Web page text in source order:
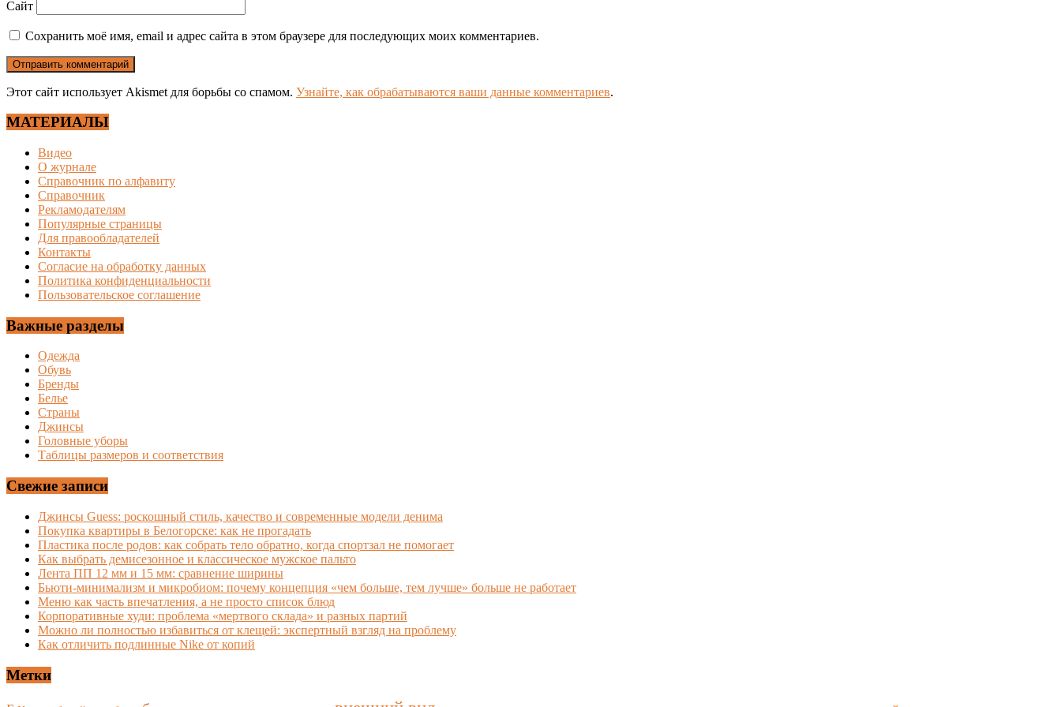
Сайт
Сохранить моё имя, email и адрес сайта в этом браузере для последующих моих комментариев.
Этот сайт использует Akismet для борьбы со спамом. Узнайте, как обрабатываются ваши данные комментариев.
МАТЕРИАЛЫ
Видео
О журнале
Справочник по алфавиту
Справочник
Рекламодателям
Популярные страницы
Для правообладателей
Контакты
Согласие на обработку данных
Политика конфиденциальности
Пользовательское соглашение
Важные разделы
Одежда
Обувь
Бренды
Белье
Страны
Джинсы
Головные уборы
Таблицы размеров и соответствия
Свежие записи
Джинсы Guess: роскошный стиль, качество и современные модели денима
Покупка квартиры в Белогорске: как не прогадать
Пластика после родов: как собрать тело обратно, когда спортзал не помогает
Как выбрать демисезонное и классическое мужское пальто
Лента ПП 12 мм и 15 мм: сравнение ширины
Бьюти-минимализм и микробиом: почему концепция «чем больше, тем лучше» больше не работает
Меню как часть впечатления, а не просто список блюд
Корпоративные худи: проблема «мертвого склада» и разных партий
Можно ли полностью избавиться от клещей: экспертный взгляд на проблему
Как отличить подлинные Nike от копий
Метки